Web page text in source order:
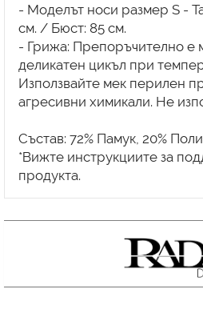
- Моделът носи размер S -
см. / Бюст: 85 см.
- Грижа: Препоръчително е
деликатен цикъл при
Използвайте мек перилен
агресивни химикали. Не
Състав: 72% Памук, 20%
*Вижте инструкциите за